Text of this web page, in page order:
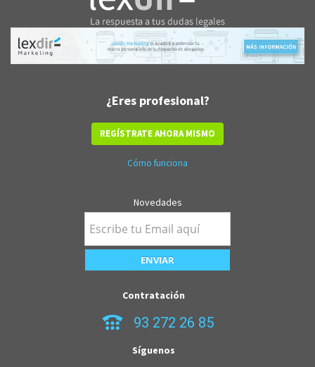
¿Eres profesional?
REGÍSTRATE AHORA MISMO
Cómo funciona
Novedades
Contratación
93 272 26 85
Síguenos